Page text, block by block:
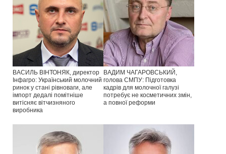
ВАСИЛЬ ВІНТОНЯК, директор
Інфагро: Український молочний
ринок у стані рівноваги, але
імпорт дедалі помітніше
витісняє вітчизняного
виробника
ВАДИМ ЧАГАРОВСЬКИЙ,
голова СМПУ: Підготовка
кадрів для молочної галузі
потребує не косметичних змін,
а повної реформи